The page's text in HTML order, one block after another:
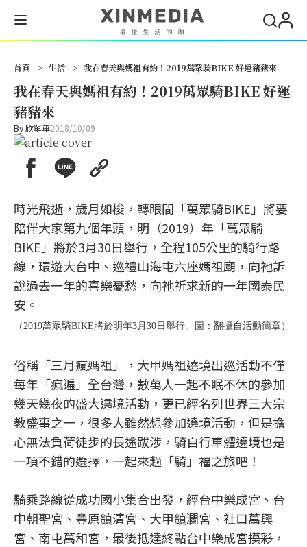
首頁 > 生活 > 我在春天與媽祖有約！2019萬眾騎BIKE 好運豬豬來
我在春天與媽祖有約！2019萬眾騎BIKE 好運
豬豬來
By欣單車2018/10/09
時光飛逝，歲月如梭，轉眼間「萬眾騎BIKE」將要
陪伴大家第九個年頭，明（2019）年「萬眾騎
BIKE」將於3月30日舉行，全程105公里的騎行路
線，環遊大台中、巡禮山海屯六座媽祖廟，向祂訴
說過去一年的喜樂憂愁，向祂祈求新的一年國泰民
安。
（2019萬眾騎BIKE將於明年3月30日舉行。圖：翻攝自活動簡章）
俗稱「三月瘋媽祖」，大甲媽祖遶境出巡活動不僅
每年「瘋遍」全台灣，數萬人一起不眠不休的參加
幾天幾夜的盛大遶境活動，更已經名列世界三大宗
教盛事之一，很多人雖然想參加遶境活動，但是擔
心無法負荷徒步的長途跋涉，騎自行車體遶境也是
一項不錯的選擇，一起來趟「騎」福之旅吧！
騎乘路線從成功國小集合出發，經台中樂成宮、台
中朝聖宮、豐原鎮清宮、大甲鎮瀾宮、社口萬興
宮、南屯萬和宮，最後抵達終點台中樂成宮摸彩 ，